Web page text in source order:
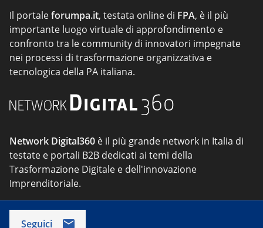
Il portaleforumpa.it, testata online di FPA, è il più
importante luogo virtuale di approfondimento e
confronto tra le community di innovatori impegnate
nei processi di trasformazione organizzativa e
tecnologica della PA italiana.
Network Digital360 è il più grande network in Italia di
testate e portali B2B dedicati ai temi della
Trasformazione Digitale e dell'innovazione
Imprenditoriale.
Seguici